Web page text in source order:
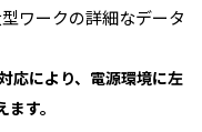
ワークの詳細なデータ
応により、電源環境に左
す。